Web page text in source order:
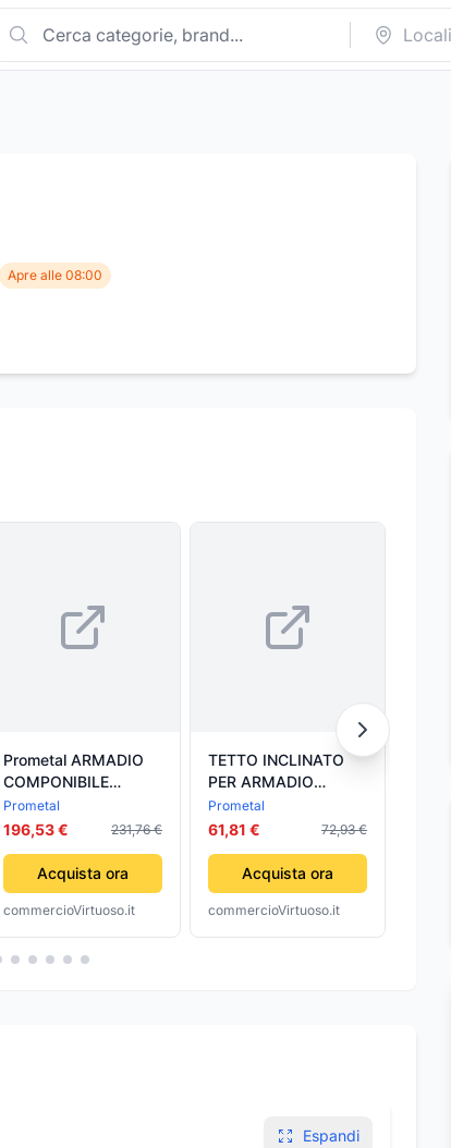
Apre alle 08:00
Prometal ARMADIO
COMPONIBILE
SPORCO/PULITO
PRATIKO cm.
Prometal
196,53 € 231,76 €
Acquista ora
commercioVirtuoso.it
TETTO INCLINATO
PER ARMADIO
SPORCO/PULITO- -
cm.36x50 -
Prometal
61,81 € 72,93 €
Acquista ora
commercioVirtuoso.it
Espandi